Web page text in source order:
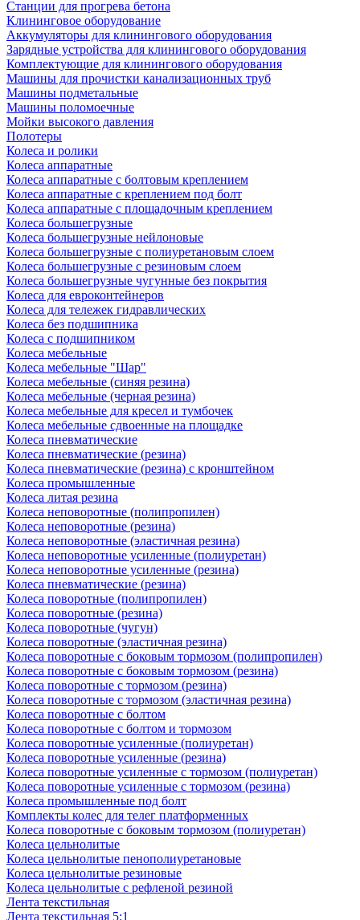
Станции для прогрева бетона
Клининговое оборудование
Аккумуляторы для клинингового оборудования
Зарядные устройства для клинингового оборудования
Комплектующие для клинингового оборудования
Машины для прочистки канализационных труб
Машины подметальные
Машины поломоечные
Мойки высокого давления
Полотеры
Колеса и ролики
Колеса аппаратные
Колеса аппаратные с болтовым креплением
Колеса аппаратные с креплением под болт
Колеса аппаратные с площадочным креплением
Колеса большегрузные
Колеса большегрузные нейлоновые
Колеса большегрузные с полиуретановым слоем
Колеса большегрузные с резиновым слоем
Колеса большегрузные чугунные без покрытия
Колеса для евроконтейнеров
Колеса для тележек гидравлических
Колеса без подшипника
Колеса с подшипником
Колеса мебельные
Колеса мебельные "Шар"
Колеса мебельные (синяя резина)
Колеса мебельные (черная резина)
Колеса мебельные для кресел и тумбочек
Колеса мебельные сдвоенные на площадке
Колеса пневматические
Колеса пневматические (резина)
Колеса пневматические (резина) с кронштейном
Колеса промышленные
Колеса литая резина
Колеса неповоротные (полипропилен)
Колеса неповоротные (резина)
Колеса неповоротные (эластичная резина)
Колеса неповоротные усиленные (полиуретан)
Колеса неповоротные усиленные (резина)
Колеса пневматические (резина)
Колеса поворотные (полипропилен)
Колеса поворотные (резина)
Колеса поворотные (чугун)
Колеса поворотные (эластичная резина)
Колеса поворотные c боковым тормозом (полипропилен)
Колеса поворотные c боковым тормозом (резина)
Колеса поворотные c тормозом (резина)
Колеса поворотные c тормозом (эластичная резина)
Колеса поворотные с болтом
Колеса поворотные с болтом и тормозом
Колеса поворотные усиленные (полиуретан)
Колеса поворотные усиленные (резина)
Колеса поворотные усиленные с тормозом (полиуретан)
Колеса поворотные усиленные с тормозом (резина)
Колеса промышленные под болт
Комплекты колес для телег платформенных
Колеса поворотные c боковым тормозом (полиуретан)
Колеса цельнолитые
Колеса цельнолитые пенополиуретановые
Колеса цельнолитые резиновые
Колеса цельнолитые с рефленой резиной
Лента текстильная
Лента текстильная 5:1